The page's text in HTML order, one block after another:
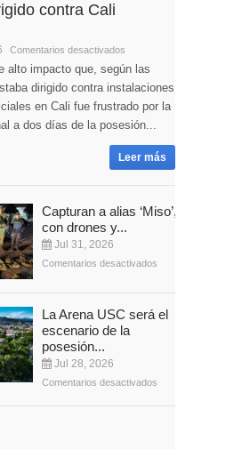
contra Cali
Comentarios desactivados
alto impacto que, según las
dirigido contra instalaciones
en Cali fue frustrado por la
a dos días de la posesión...
Leer más
Capturan a alias ‘Miso’,
con drones y...
Jul 31, 2026
Comentarios desactivados
La Arena USC será el
escenario de la
posesión...
Jul 28, 2026
Comentarios desactivados